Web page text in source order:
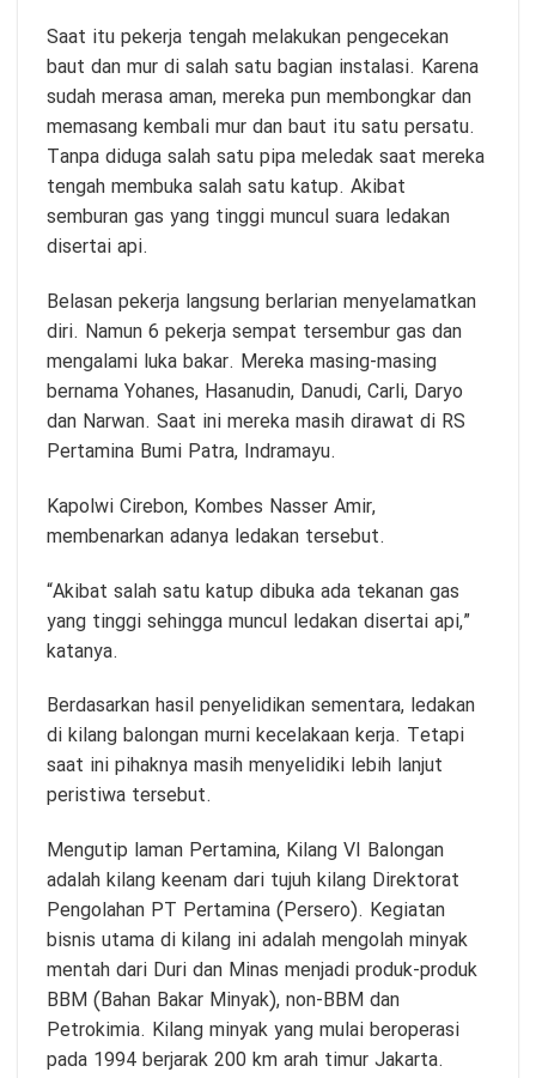
Saat itu pekerja tengah melakukan pengecekan
baut dan mur di salah satu bagian instalasi. Karena
sudah merasa aman, mereka pun membongkar dan
memasang kembali mur dan baut itu satu persatu.
Tanpa diduga salah satu pipa meledak saat mereka
tengah membuka salah satu katup. Akibat
semburan gas yang tinggi muncul suara ledakan
disertai api.
Belasan pekerja langsung berlarian menyelamatkan
diri. Namun 6 pekerja sempat tersembur gas dan
mengalami luka bakar. Mereka masing-masing
bernama Yohanes, Hasanudin, Danudi, Carli, Daryo
dan Narwan. Saat ini mereka masih dirawat di RS
Pertamina Bumi Patra, Indramayu.
Kapolwi Cirebon, Kombes Nasser Amir,
membenarkan adanya ledakan tersebut.
“Akibat salah satu katup dibuka ada tekanan gas
yang tinggi sehingga muncul ledakan disertai api,”
katanya.
Berdasarkan hasil penyelidikan sementara, ledakan
di kilang balongan murni kecelakaan kerja. Tetapi
saat ini pihaknya masih menyelidiki lebih lanjut
peristiwa tersebut.
Mengutip laman Pertamina, Kilang VI Balongan
adalah kilang keenam dari tujuh kilang Direktorat
Pengolahan PT Pertamina (Persero). Kegiatan
bisnis utama di kilang ini adalah mengolah minyak
mentah dari Duri dan Minas menjadi produk-produk
BBM (Bahan Bakar Minyak), non-BBM dan
Petrokimia. Kilang minyak yang mulai beroperasi
pada 1994 berjarak 200 km arah timur Jakarta.